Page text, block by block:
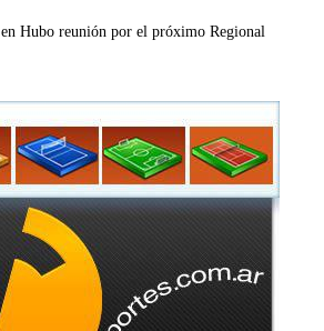
en Hubo reunión por el próximo Regional